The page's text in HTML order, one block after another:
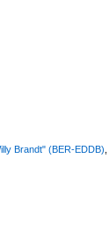
Brandt" (BER-EDDB)